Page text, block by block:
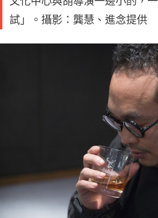
試」。攝影：龔慧、進念提供